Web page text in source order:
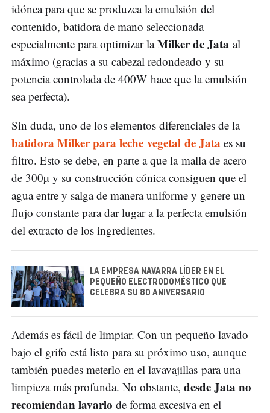
idónea para que se produzca la emulsión del
contenido, batidora de mano seleccionada
especialmente para optimizar laMilker de Jata al
máximo (gracias a su cabezal redondeado y su
potencia controlada de 400W hace que la emulsión
sea perfecta).
Sin duda, uno de los elementos diferenciales de la
batidora Milker para leche vegetal de Jata es su
filtro. Esto se debe, en parte a que la malla de acero
de 300µ y su construcción cónica consiguen que el
agua entre y salga de manera uniforme y genere un
flujo constante para dar lugar a la perfecta emulsión
del extracto de los ingredientes.
LA EMPRESA NAVARRA LÍDER EN EL
PEQUEÑO ELECTRODOMÉSTICO QUE
CELEBRA SU 80 ANIVERSARIO
Además es fácil de limpiar. Con un pequeño lavado
bajo el grifo está listo para su próximo uso, aunque
también puedes meterlo en el lavavajillas para una
limpieza más profunda. No obstante, desde Jata no
recomiendan lavarlo de forma excesiva en el